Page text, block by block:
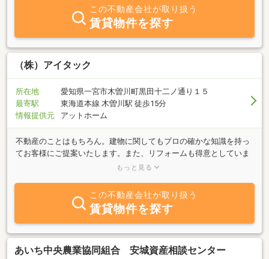
この不動産会社が取り扱う
賃貸物件を探す
（株）アイタック
所在地
愛知県一宮市木曽川町黒田十二ノ通り１５
最寄駅
東海道本線 木曽川駅 徒歩15分
情報提供元
アットホーム
不動産のことはもちろん。建物に関してもプロの確かな知識を持っ
てお客様にご提案いたします。また、リフォームも得意としていま
すのでお気軽にご相談ください。専門のスタッフが対応させていた
もっと見る
この不動産会社が取り扱う
賃貸物件を探す
あいち中央農業協同組合 安城資産相談センター